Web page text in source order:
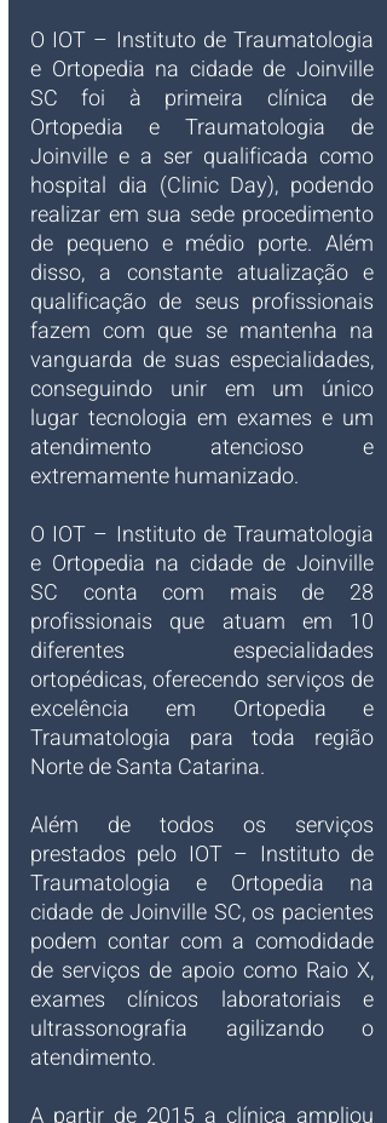
O IOT – Instituto de Traumatologia
e Ortopedia na cidade de Joinville
SC foi à primeira clínica de
Ortopedia e Traumatologia de
Joinville e a ser qualificada como
hospital dia (Clinic Day), podendo
realizar em sua sede procedimento
de pequeno e médio porte. Além
disso, a constante atualização e
qualificação de seus profissionais
fazem com que se mantenha na
vanguarda de suas especialidades,
conseguindo unir em um único
lugar tecnologia em exames e um
atendimento atencioso e
extremamente humanizado.
O IOT – Instituto de Traumatologia
e Ortopedia na cidade de Joinville
SC conta com mais de 28
profissionais que atuam em 10
diferentes especialidades
ortopédicas, oferecendo serviços de
excelência em Ortopedia e
Traumatologia para toda região
Norte de Santa Catarina.
Além de todos os serviços
prestados pelo IOT – Instituto de
Traumatologia e Ortopedia na
cidade de Joinville SC, os pacientes
podem contar com a comodidade
de serviços de apoio como Raio X,
exames clínicos laboratoriais e
ultrassonografia agilizando o
atendimento.
A partir de 2015 a clínica ampliou